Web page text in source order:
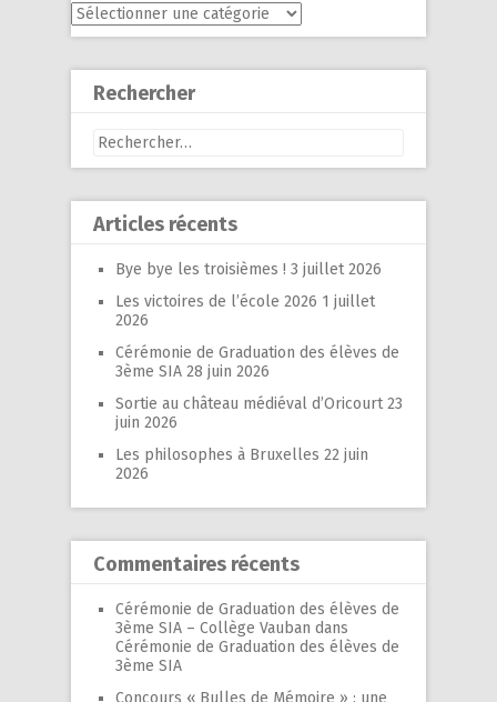
Menu
Rechercher
Rechercher :
Articles récents
Bye bye les troisièmes ! 3 juillet 2026
Les victoires de l’école 2026 1 juillet
2026
Cérémonie de Graduation des élèves de
3ème SIA 28 juin 2026
Sortie au château médiéval d’Oricourt 23
juin 2026
Les philosophes à Bruxelles 22 juin
2026
Commentaires récents
Cérémonie de Graduation des élèves de
3ème SIA – Collège Vauban dans
Cérémonie de Graduation des élèves de
3ème SIA
Concours « Bulles de Mémoire » : une